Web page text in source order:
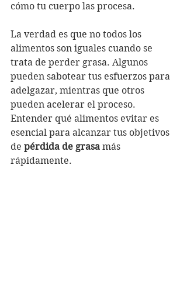
cómo tu cuerpo las procesa.
La verdad es que no todos los
alimentos son iguales cuando se
trata de perder grasa. Algunos
pueden sabotear tus esfuerzos para
adelgazar, mientras que otros
pueden acelerar el proceso.
Entender qué alimentos evitar es
esencial para alcanzar tus objetivos
de pérdida de grasa más
rápidamente.